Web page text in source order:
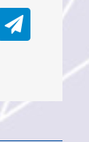
Telegram